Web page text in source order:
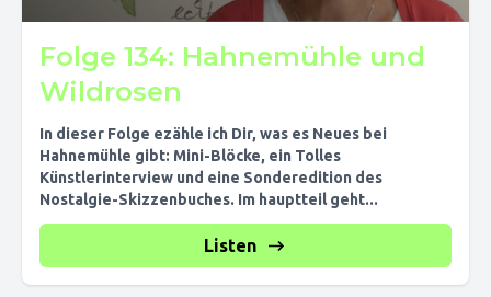
Folge 134: Hahnemühle und
Wildrosen
In dieser Folge ezähle ich Dir, was es Neues bei
Hahnemühle gibt: Mini-Blöcke, ein Tolles
Künstlerinterview und eine Sonderedition des
Nostalgie-Skizzenbuches. Im hauptteil geht...
Listen